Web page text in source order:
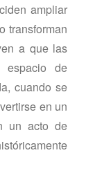
ampliar
transforman
a que las
espacio de
cuando se
en un
un acto de